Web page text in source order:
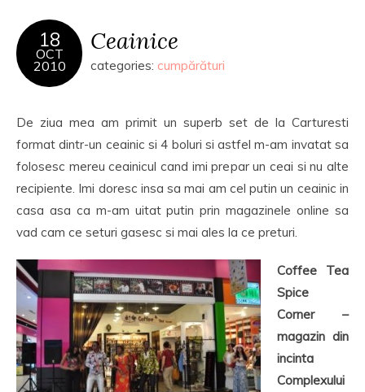
18
OCT
2010
Ceainice
categories: cumpărături
De ziua mea am primit un superb set de la Carturesti
format dintr-un ceainic si 4 boluri si astfel m-am invatat sa
folosesc mereu ceainicul cand imi prepar un ceai si nu alte
recipiente. Imi doresc insa sa mai am cel putin un ceainic in
casa asa ca m-am uitat putin prin magazinele online sa
vad cam ce seturi gasesc si mai ales la ce preturi.
Coffee Tea
Spice
Corner –
magazin din
incinta
Complexului